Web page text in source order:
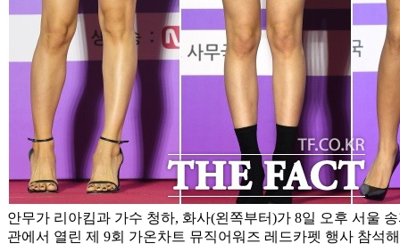
안무가 리아킴과 가수 청하, 화사(왼쪽부터)가 8일 오후 서울
관에서 열린 제 9회 가온차트 뮤직어워즈 레드카펫 행사 참석